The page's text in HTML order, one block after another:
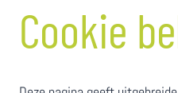
Cookie